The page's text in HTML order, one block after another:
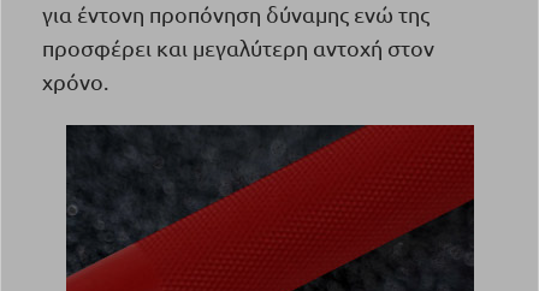
για έντονη προπόνηση δύναμης ενώ της
προσφέρει και μεγαλύτερη αντοχή στον
χρόνο.